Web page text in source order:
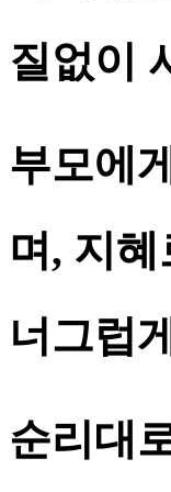
질없이
부모에
며, 지
너그럽
순리대